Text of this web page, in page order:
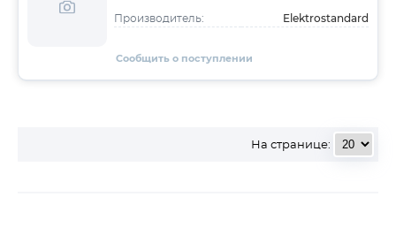
Производитель: Elektrostandard
Сообщить о поступлении
На странице: